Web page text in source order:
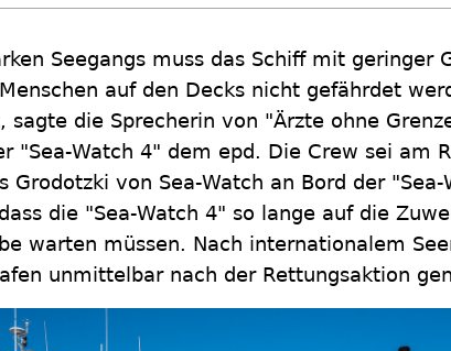
Seegangs muss das Schiff mit geringer
auf den Decks nicht gefährdet
sagte die Sprecherin von "Ärzte ohne
"Sea-Watch 4" dem epd. Die Crew sei am
Grodotzki von Sea-Watch an Bord der
die "Sea-Watch 4" so lange auf die
warten müssen. Nach internationalem
unmittelbar nach der Rettungsaktion